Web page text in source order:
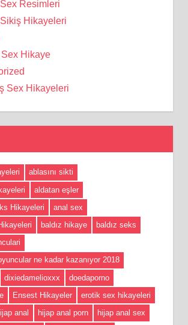
Resimleri
Hikayeleri
Hikaye
Sex Hikayeleri
ablasını sikti
aldatan eşler
Hikayeleri
anal sex
baldız hikaye
baldız seks
ne kadar kazanıyor 2018
dixiedamelioxxx
doedaporno
Ensest Hikayeler
erotik sex hikayeleri
anal hijap anal porn hijap anal sex